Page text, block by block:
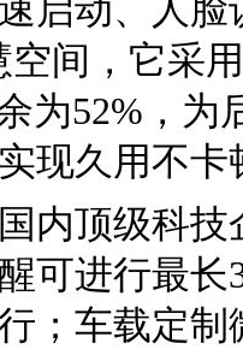
启动、人
空间，它采
为52%，
现久用不卡
内顶级科
可进行最
；车载定